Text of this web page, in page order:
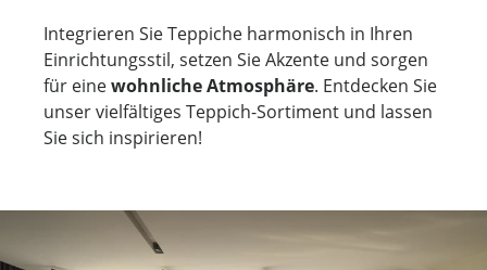
Integrieren Sie Teppiche harmonisch in Ihren
Einrichtungsstil, setzen Sie Akzente und sorgen
für einewohnliche Atmosphäre. Entdecken Sie
unser vielfältiges Teppich-Sortiment und lassen
Sie sich inspirieren!